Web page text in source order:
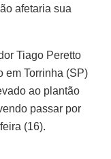
afetaria sua
Tiago Peretto
em Torrinha (SP)
ao plantão
passar por
(16).